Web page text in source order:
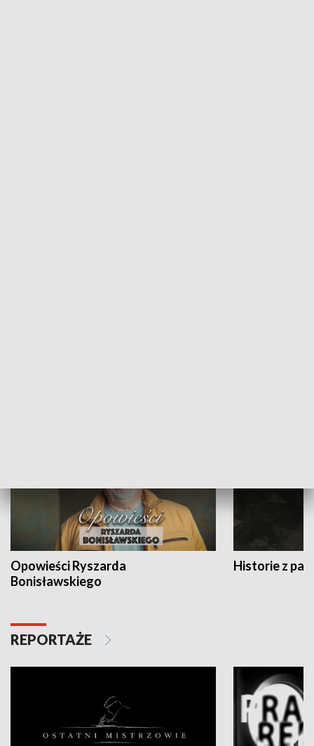
Opowieści Ryszarda
Bonisławskiego
Historie z
REPORTAŻE